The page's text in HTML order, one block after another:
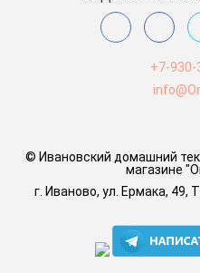
+7-930-
© Ивановский домашний
магазине
г. Иваново, ул. Ермака, 49,